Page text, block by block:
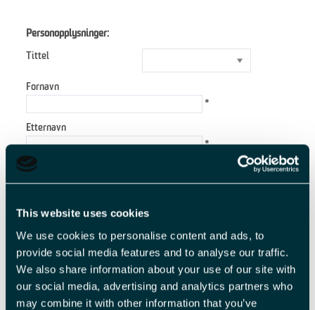
This website uses cookies
We use cookies to personalise content and ads, to
provide social media features and to analyse our traffic.
We also share information about your use of our site with
our social media, advertising and analytics partners who
may combine it with other information that you’ve
Personopplysninger:
Tittel
Fornavn
*
Etternavn
*
E-postadresse
*
Forespørsel
*
*